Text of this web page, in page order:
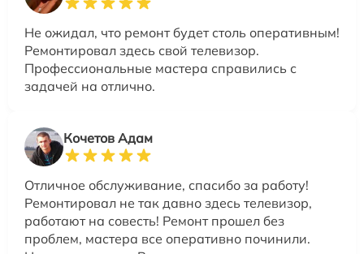
Не ожидал, что ремонт будет столь оперативным!
Ремонтировал здесь свой телевизор.
Профессиональные мастера справились с
задачей на отлично.
Кочетов Адам
Отличное обслуживание, спасибо за работу!
Ремонтировал не так давно здесь телевизор,
работают на совесть! Ремонт прошел без
проблем, мастера все оперативно починили.